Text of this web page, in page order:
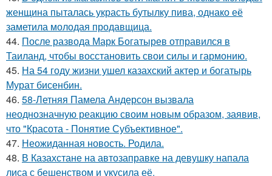
женщина пыталась украсть бутылку пива, однако её
заметила молодая продавщица.
44. После развода Марк Богатырев отправился в
Таиланд, чтобы восстановить свои силы и гармонию.
45. На 54 году жизни ушел казахский актер и богатырь
Мурат бисенбин.
46. 58-Летняя Памела Андерсон вызвала
неоднозначную реакцию своим новым образом, заявив,
что "Красота - Понятие Субъективное".
47. Неожиданная новость. Родила.
48. В Казахстане на автозаправке на девушку напала
лиса с бешенством и укусила её.